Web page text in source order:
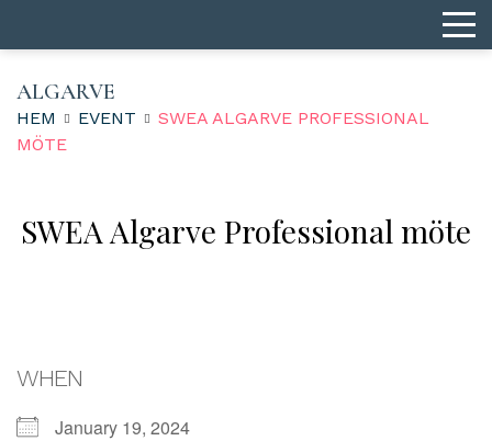
ALGARVE
HEM EVENT
SWEA ALGARVE PROFESSIONAL
MÖTE
SWEA Algarve Professional möte
WHEN
January 19, 2024